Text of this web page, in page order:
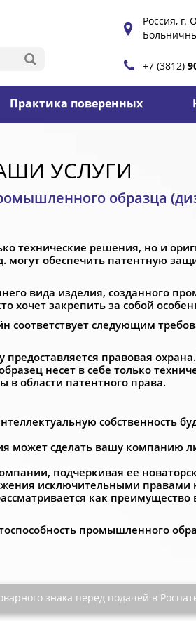
Россия, г.
+7 (3812)
Практика поверенных
УСЛУГИ
образца
технические решения, но и
могут обеспечить патентную
вида изделия, созданного
закрепить за собой
соответствует следующим
правовая
несет в себе только
в области патентного права.
собственность
может сделать вашу компанию
подчеркивая ее
исключительными
как
промышленного
знака перед подачей в